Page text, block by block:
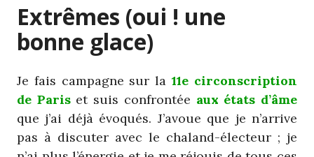
Extrêmes (oui ! une
bonne glace)
Je fais campagne sur la11e circonscription
de Pariset suis confrontée aux états d’âme
que j’ai déjà évoqués. J’avoue que je n’arrive
pas à discuter avec le chaland-électeur ; je